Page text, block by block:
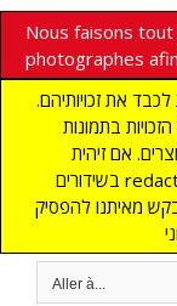
Nous faisons
photographes
את זכויותיהם.
בתמונות
זכויות יוצרים. אם זיהית
בשידורים redaction@israelmagazine.co.il שלנו תמונה שאתה
מאיתנו להפסיק
Aller à...